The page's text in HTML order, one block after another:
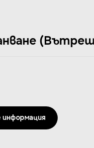
информация